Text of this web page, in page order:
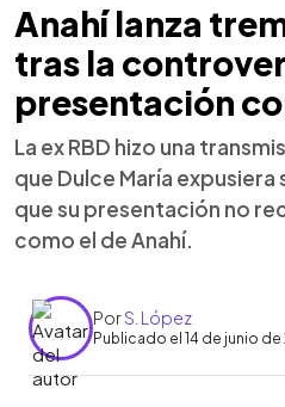
Anahí lanza
tras la
presentación
La ex RBD hizo una
que Dulce María
que su presentación no
como el de Anahí.
PorS. López
Publicado el 14 de junio de